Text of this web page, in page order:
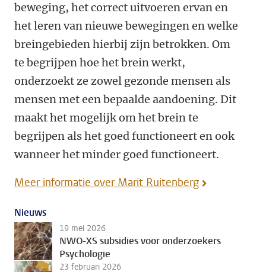
beweging, het correct uitvoeren ervan en
het leren van nieuwe bewegingen en welke
breingebieden hierbij zijn betrokken. Om
te begrijpen hoe het brein werkt,
onderzoekt ze zowel gezonde mensen als
mensen met een bepaalde aandoening. Dit
maakt het mogelijk om het brein te
begrijpen als het goed functioneert en ook
wanneer het minder goed functioneert.
Meer informatie over Marit Ruitenberg
Nieuws
19 mei 2026
NWO-XS subsidies voor onderzoekers
Psychologie
23 februari 2026